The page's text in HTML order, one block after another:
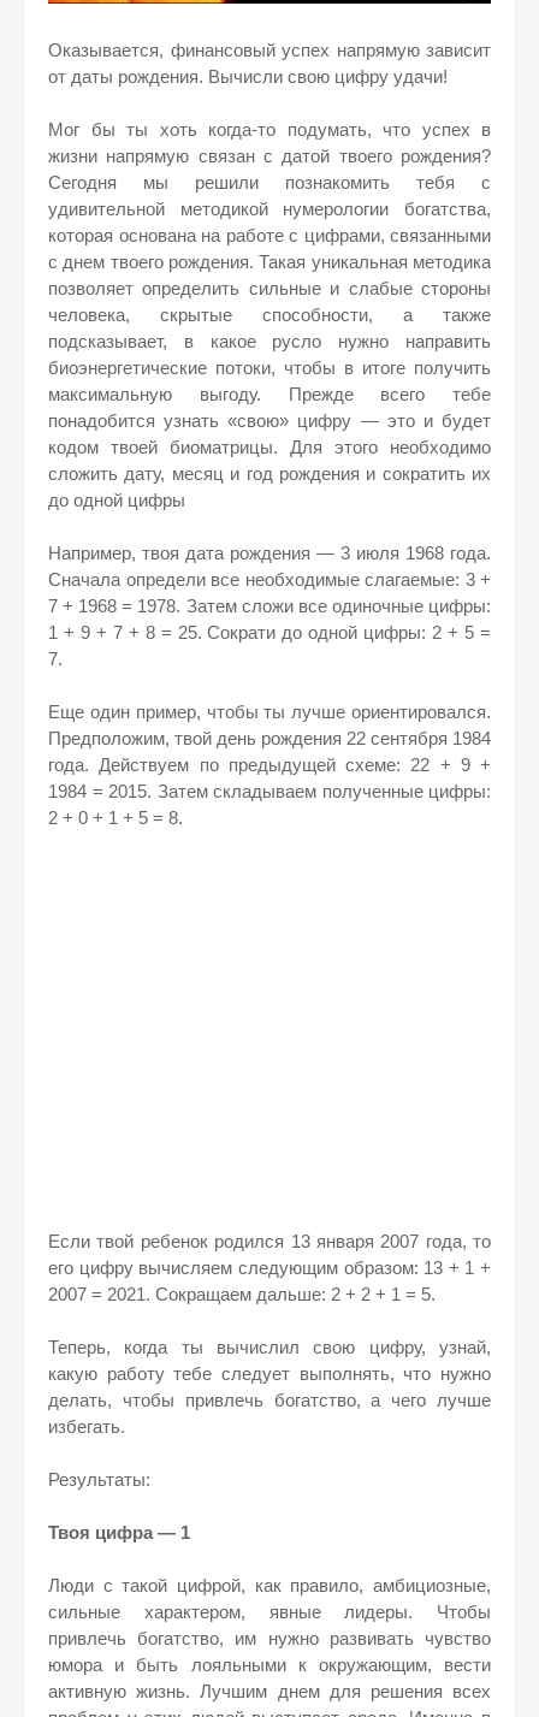
Оказывается, финансовый успех напрямую зависит
от даты рождения. Вычисли свою цифру удачи!
Мог бы ты хоть когда-то подумать, что успех в
жизни напрямую связан с датой твоего рождения?
Сегодня мы решили познакомить тебя с
удивительной методикой нумерологии богатства,
которая основана на работе с цифрами, связанными
с днем твоего рождения. Такая уникальная методика
позволяет определить сильные и слабые стороны
человека, скрытые способности, а также
подсказывает, в какое русло нужно направить
биоэнергетические потоки, чтобы в итоге получить
максимальную выгоду. Прежде всего тебе
понадобится узнать «свою» цифру — это и будет
кодом твоей биоматрицы. Для этого необходимо
сложить дату, месяц и год рождения и сократить их
до одной цифры
Например, твоя дата рождения — 3 июля 1968 года.
Сначала определи все необходимые слагаемые: 3 +
7 + 1968 = 1978. Затем сложи все одиночные цифры:
1 + 9 + 7 + 8 = 25. Сократи до одной цифры: 2 + 5 =
7.
Еще один пример, чтобы ты лучше ориентировался.
Предположим, твой день рождения 22 сентября 1984
года. Действуем по предыдущей схеме: 22 + 9 +
1984 = 2015. Затем складываем полученные цифры:
2 + 0 + 1 + 5 = 8.
Если твой ребенок родился 13 января 2007 года, то
его цифру вычисляем следующим образом: 13 + 1 +
2007 = 2021. Сокращаем дальше: 2 + 2 + 1 = 5.
Теперь, когда ты вычислил свою цифру, узнай,
какую работу тебе следует выполнять, что нужно
делать, чтобы привлечь богатство, а чего лучше
избегать.
Результаты:
Твоя цифра — 1
Люди с такой цифрой, как правило, амбициозные,
сильные характером, явные лидеры. Чтобы
привлечь богатство, им нужно развивать чувство
юмора и быть лояльными к окружающим, вести
активную жизнь. Лучшим днем для решения всех